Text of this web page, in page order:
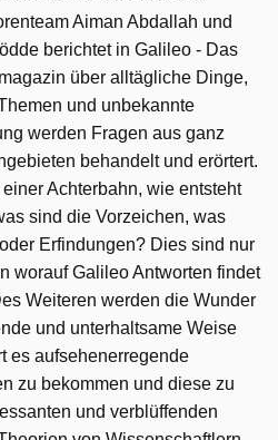
Aiman Abdallah und
berichtet in Galileo - Das
über alltägliche Dinge,
und unbekannte
werden Fragen aus ganz
behandelt und erörtert.
Achterbahn, wie entsteht
sind die Vorzeichen, was
Erfindungen? Dies sind nur
worauf Galileo Antworten findet
Weiteren werden die Wunder
und unterhaltsame Weise
es aufsehenerregende
zu bekommen und diese zu
und verblüffenden